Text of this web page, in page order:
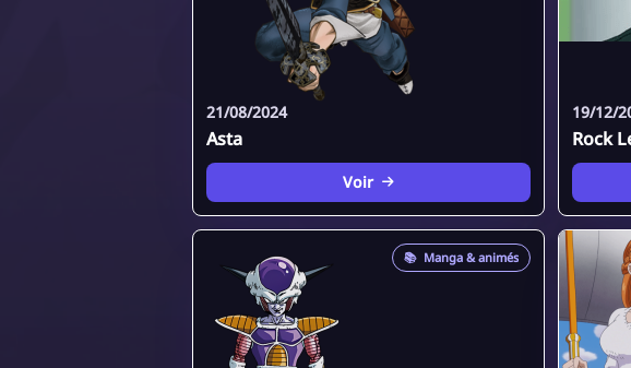
21/08/2024
Asta
Voir
19/12/
Rock
📚 Manga & animés